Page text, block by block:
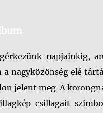
napjainkig,
nagyközönség elé
jelent meg. A
csillagait